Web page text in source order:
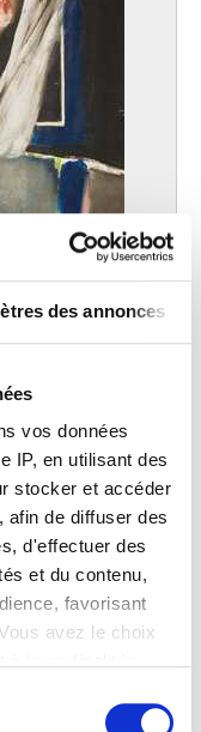
des annonces
vos données
IP, en utilisant des
stocker et accéder
afin de diffuser des
d'effectuer des
et du contenu,
favorisant
avez le choix
relative aux